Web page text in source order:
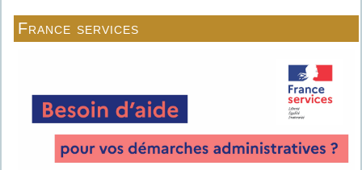
France services